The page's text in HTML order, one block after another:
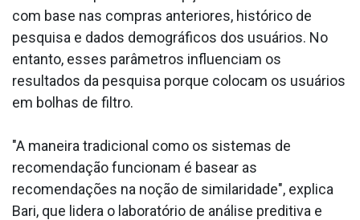
com base nas compras anteriores, histórico de
pesquisa e dados demográficos dos usuários. No
entanto, esses parâmetros influenciam os
resultados da pesquisa porque colocam os usuários
em bolhas de filtro.
"A maneira tradicional como os sistemas de
recomendação funcionam é basear as
recomendações na noção de similaridade", explica
Bari, que lidera o laboratório de análise preditiva e